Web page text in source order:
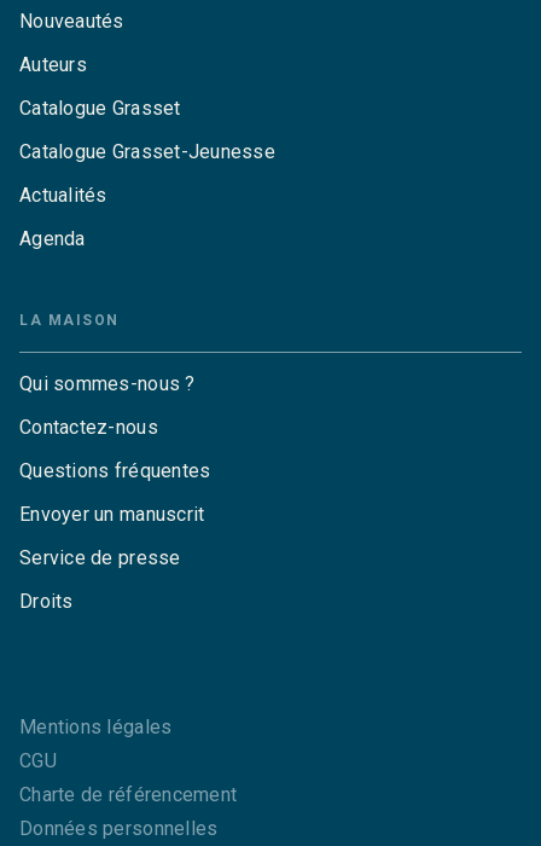
Nouveautés
Auteurs
Catalogue Grasset
Catalogue Grasset-Jeunesse
Actualités
Agenda
LA MAISON
Qui sommes-nous ?
Contactez-nous
Questions fréquentes
Envoyer un manuscrit
Service de presse
Droits
Mentions légales
CGU
Charte de référencement
Données personnelles